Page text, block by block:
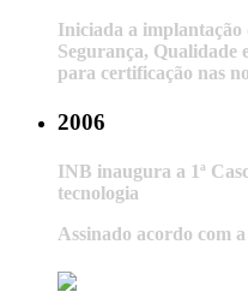
Iniciada a implantação
Segurança, Qualidade
para certificação nas
2006
INB inaugura a 1ª
tecnologia
Assinado acordo com